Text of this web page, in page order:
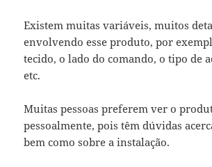
Existem muitas variáveis, muitos
envolvendo esse produto, por
tecido, o lado do comando, o tipo de
etc.
Muitas pessoas preferem ver o
pessoalmente, pois têm dúvidas
bem como sobre a instalação.